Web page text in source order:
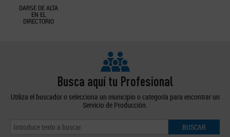
DARSE DE ALTA
EN EL
DIRECTORIO
Busca aquí tu Profesional
Utiliza el buscador o selecciona un municipio o categoría para encontrar un
Servicio de Producción.
BUSCAR